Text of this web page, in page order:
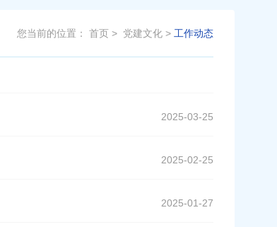
您当前的位置： 首页 > 党建文化 > 工作动态
2025-03-25
2025-02-25
2025-01-27